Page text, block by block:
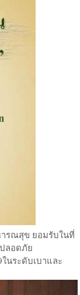
ารณสุข ยอมรับในที่
ลอดภัย
นระดับเบาและ